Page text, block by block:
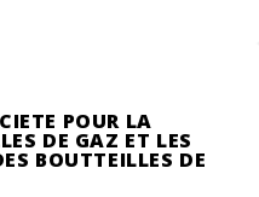
POUR LA
DE GAZ ET LES
BOUTTEILLES DE